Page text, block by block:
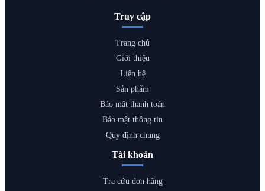
Truy cập
Trang chủ
Giới thiệu
Liên hệ
Sản phẩm
Bảo mật thanh toán
Bảo mật thông tin
Quy định chung
Tài khoản
Tra cứu đơn hàng